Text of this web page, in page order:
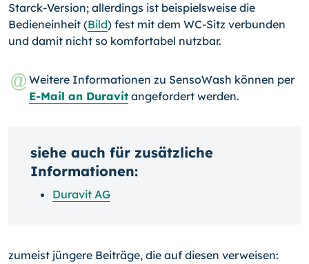
Starck-Version; allerdings ist beispielsweise die
Bedieneinheit (Bild) fest mit dem WC-Sitz verbunden
und damit nicht so komfortabel nutzbar.
Weitere Informationen zu SensoWash können per
E-Mail an Duravit angefordert werden.
siehe auch für zusätzliche
Informationen:
Duravit AG
zumeist jüngere Beiträge, die auf diesen verweisen: